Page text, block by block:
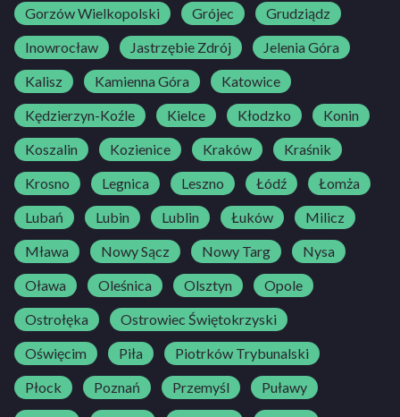
Gorzów Wielkopolski
Grójec
Grudziądz
Inowrocław
Jastrzębie Zdrój
Jelenia Góra
Kalisz
Kamienna Góra
Katowice
Kędzierzyn-Koźle
Kielce Kłodzko
Konin
Koszalin
Kozienice Kraków
Kraśnik
Krosno
Legnica Leszno Łódź
Łomża
Lubań
Lubin Lublin Łuków
Milicz
Mława
Nowy Sącz Nowy Targ
Nysa
Oława
Oleśnica Olsztyn
Opole
Ostrołęka
Ostrowiec Świętokrzyski
Oświęcim
Piła
Piotrków Trybunalski
Płock
Poznań Przemyśl
Puławy